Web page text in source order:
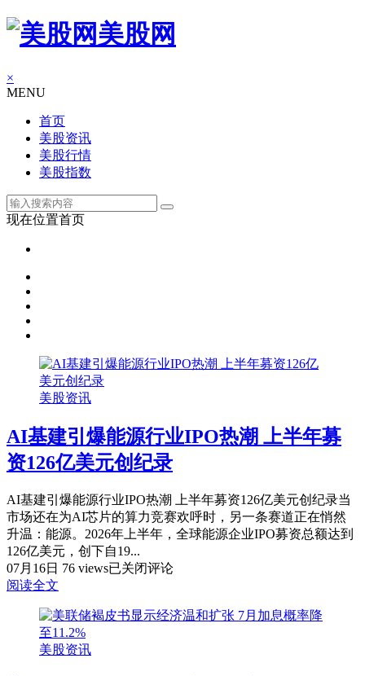
美股网
×
MENU
首页
美股资讯
美股行情
美股指数
现在位置首页
美股资讯
AI基建引爆能源行业IPO热潮 上半年募
资126亿美元创纪录
AI基建引爆能源行业IPO热潮 上半年募资126亿美元创纪录当
市场还在为AI芯片的算力竞赛欢呼时，另一条赛道正在悄然
升温：能源。2026年上半年，全球能源企业IPO募资总额达到
126亿美元，创下自19...
07月16日 76 viewsAI
引
已关闭评论
阅读全文
美股资讯